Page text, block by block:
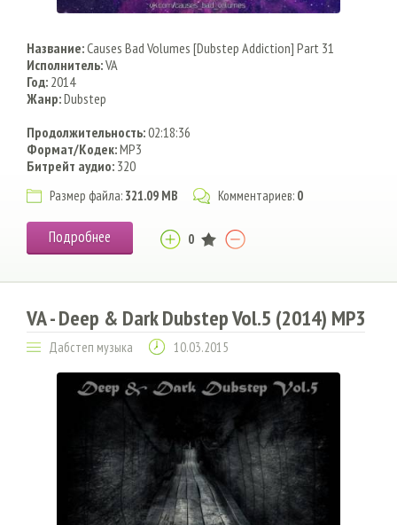
Название:Causes Bad Volumes [Dubstep Addiction] Part 31
Исполнитель:VA
Год: 2014
Жанр:Dubstep
Продолжительность:02:18:36
Формат/Кодек:MP3
Битрейт аудио: 320
Размер файла: 321.09 MB Комментариев: 0
Подробнее 0
VA - Deep & Dark Dubstep Vol.5 (2014) MP3
Дабстеп музыка 10.03.2015